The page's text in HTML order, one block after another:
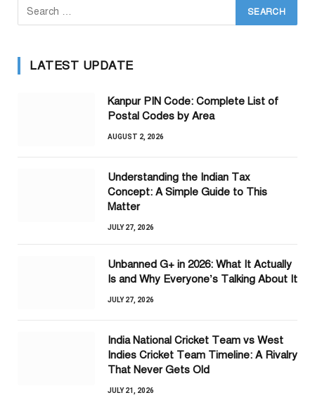
LATEST UPDATE
Kanpur PIN Code: Complete List of
Postal Codes by Area
AUGUST 2, 2026
Understanding the Indian Tax
Concept: A Simple Guide to This
Matter
JULY 27, 2026
Unbanned G+ in 2026: What It Actually
Is and Why Everyone’s Talking About It
JULY 27, 2026
India National Cricket Team vs West
Indies Cricket Team Timeline: A Rivalry
That Never Gets Old
JULY 21, 2026